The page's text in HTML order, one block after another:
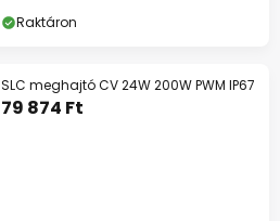
Raktáron
SLC meghajtó CV 24W 200W PWM IP67
79 874 Ft